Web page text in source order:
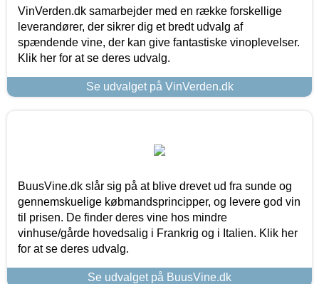
VinVerden.dk samarbejder med en række forskellige
leverandører, der sikrer dig et bredt udvalg af
spændende vine, der kan give fantastiske vinoplevelser.
Klik her for at se deres udvalg.
Se udvalget på VinVerden.dk
BuusVine.dk slår sig på at blive drevet ud fra sunde og
gennemskuelige købmandsprincipper, og levere god vin
til prisen. De finder deres vine hos mindre
vinhuse/gårde hovedsalig i Frankrig og i Italien. Klik her
for at se deres udvalg.
Se udvalget på BuusVine.dk